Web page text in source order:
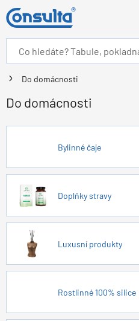
Do domácnosti
Do domácnosti
Bylinné čaje
Doplňky stravy
Luxusní produkty
Rostlinné 100% silice